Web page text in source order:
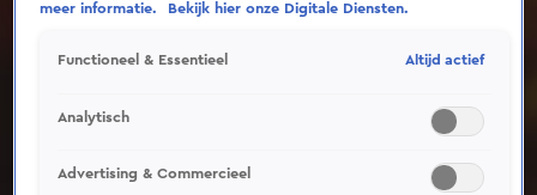
Deze video is niet beschikbaar op je huidige locatie
meer informatie.
Bekijk hier onze Digitale Diensten.
Functioneel & Essentieel Altijd actief
Analytisch
Advertising & Commercieel